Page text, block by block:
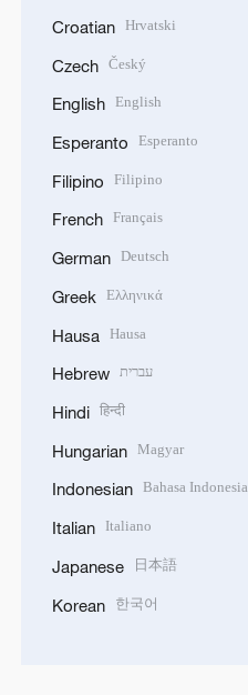
Croatian Hrvatski
Czech Český
English English
Esperanto Esperanto
Filipino Filipino
French Français
German Deutsch
Greek Ελληνικά
Hausa Hausa
Hebrew עברית
Hindi हिन्दी
Hungarian Magyar
Indonesian Bahasa Indonesia
Italian Italiano
Japanese 日本語
Korean 한국어